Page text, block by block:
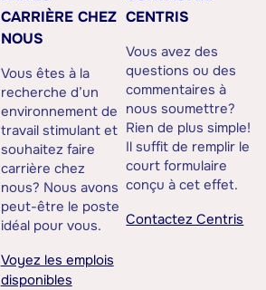
CARRIÈRE CHEZ
NOUS
Vous êtes à la
recherche d’un
environnement de
travail stimulant et
souhaitez faire
carrière chez
nous? Nous avons
peut-être le poste
idéal pour vous.
Voyez les emplois
disponibles
CENTRIS
Vous avez des
questions ou des
commentaires à
nous soumettre?
Rien de plus simple!
Il suffit de remplir le
court formulaire
conçu à cet effet.
Contactez Centris